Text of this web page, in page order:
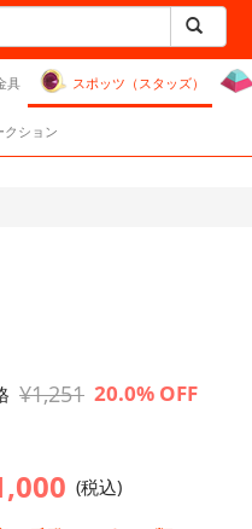
具 スポッツ（スタッズ）
クション
¥1,251 20.0% OFF
(税込)